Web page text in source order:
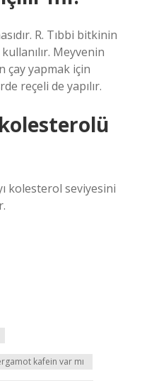
R. Tıbbi bitkinin
Meyvenin
çay yapmak için
reçeli de yapılır.
kolesterol seviyesini
kafein var mı